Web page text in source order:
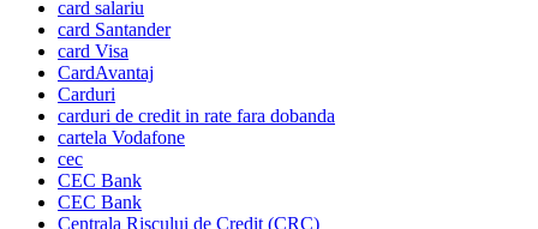
card salariu
card Santander
card Visa
CardAvantaj
Carduri
carduri de credit in rate fara dobanda
cartela Vodafone
cec
CEC Bank
CEC Bank
Centrala Riscului de Credit (CRC)